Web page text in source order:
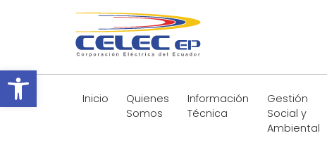
Abrir barra de herramientas
Inicio
Quienes
Somos
Información
Técnica
Gestión
Social y
Ambiental